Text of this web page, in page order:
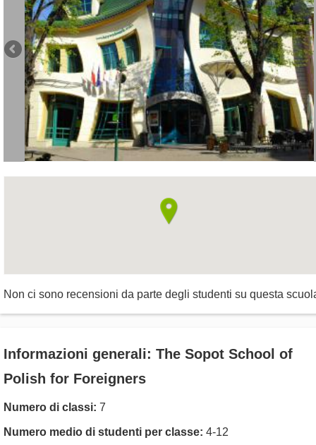
Non ci sono recensioni da parte degli studenti su questa
Informazioni generali: The Sopot School of
Polish for Foreigners
Numero di classi: 7
Numero medio di studenti per classe: 4-12